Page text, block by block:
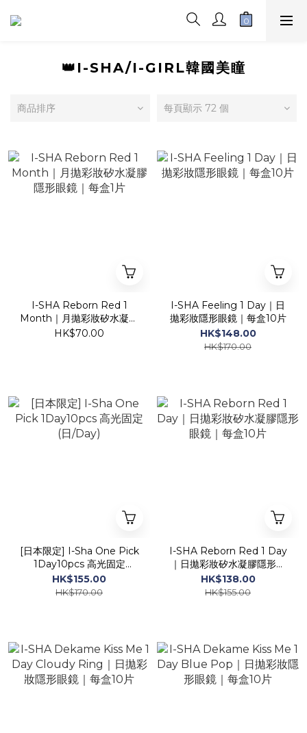
👑I-SHA/I-GIRL韓國美瞳
商品排序 每頁顯示 72 個
I-SHA Reborn Red 1
Month｜月拋彩妝矽水凝膠
隱形眼鏡｜每盒1片
HK$70.00
I-SHA Feeling 1 Day｜日
拋彩妝隱形眼鏡｜每盒10片
HK$148.00
HK$170.00
[日本限定] I-Sha One Pick
1Day10pcs 高光固定
(日/Day)
HK$155.00
HK$170.00
I-SHA Reborn Red 1 Day
｜日拋彩妝矽水凝膠隱形眼
鏡｜每盒10片
HK$138.00
HK$155.00